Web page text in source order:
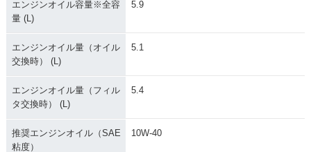
エンジンオイル容量※全容
量 (L)
5.9
エンジンオイル量（オイル
交換時） (L)
5.1
エンジンオイル量（フィル
タ交換時） (L)
5.4
推奨エンジンオイル（SAE
粘度）
10W-40